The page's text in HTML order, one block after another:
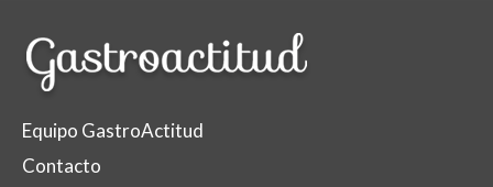
Equipo GastroActitud
Contacto